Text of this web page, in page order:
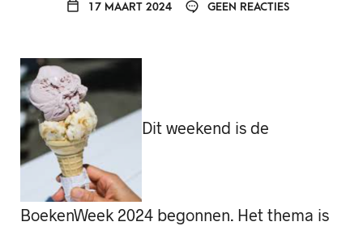
17 MAART 2024 GEEN REACTIES
Dit weekend is de
BoekenWeek 2024 begonnen. Het thema is